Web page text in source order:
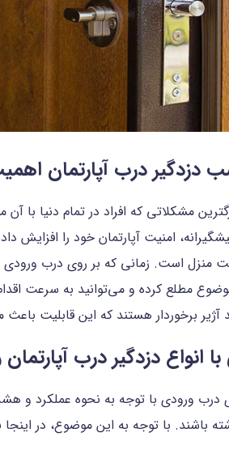
دزدگیر درب آپارتمان
مشکلاتی که افراد در تمام دنیا
امنیت آپارتمان خود را
منزل است. زمانی که بر روی درب ورودی
مطلع کرده و می‌توانید به سرعت
آژیر برخوردار هستند که این قابلیت
انواع دزدگیر درب
درب ورودی با توجه به نحوه عملکرد و
به این موضوع، در اینجا 5 مورد از انواع دزدگیر منزل و مزایا و معایب هر یک از آن‌ها را به شما معرفی خواهیم کرد.